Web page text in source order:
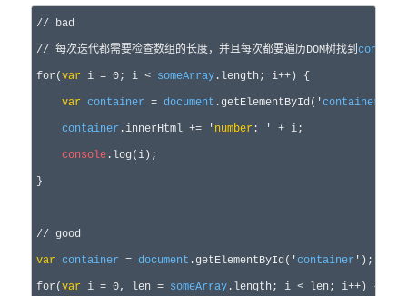
// bad
// 每次迭代都需要检查数组的长度，并且每次都要遍历DOM树找到
for (var i = 0; i < someArray .length; i++) {
var container = document .getElementById('container
container .innerHtml += ' number : ' + i;
console .log(i);
}
// good
var container = document .getElementById('container '
for (var i = 0, len = someArray .length; i < len; i++) {